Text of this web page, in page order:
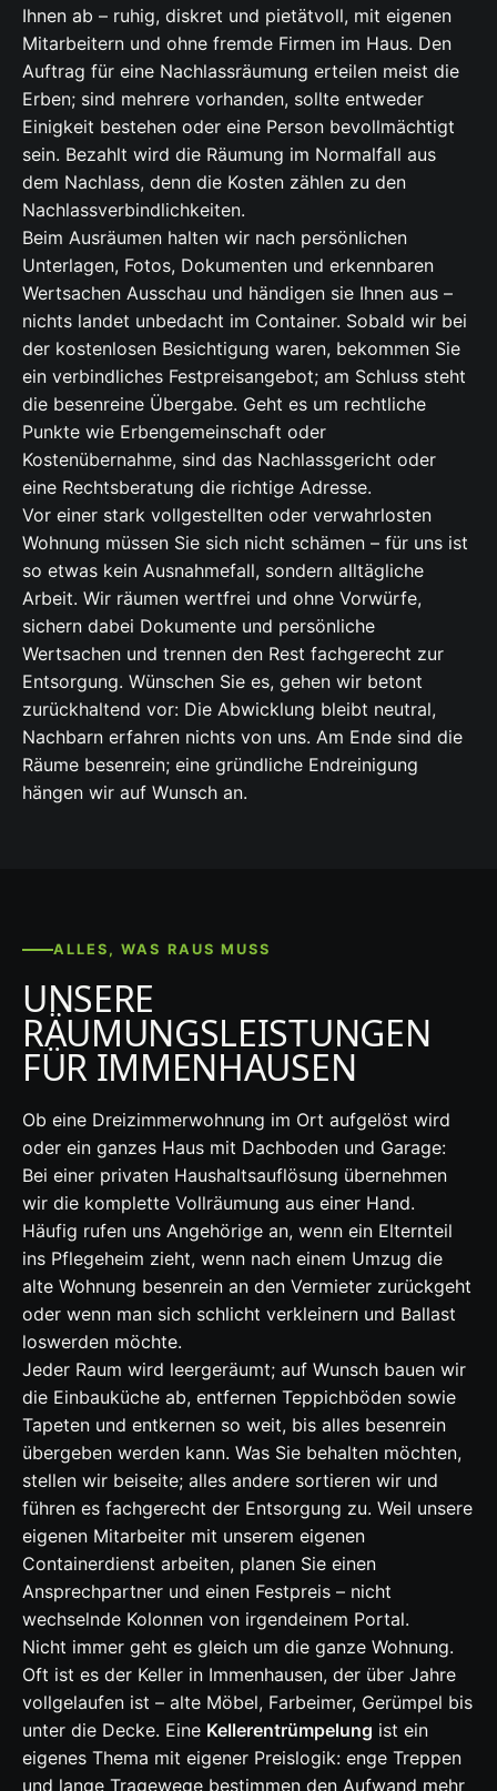
Ihnen ab – ruhig, diskret und pietätvoll, mit eigenen
Mitarbeitern und ohne fremde Firmen im Haus. Den
Auftrag für eine Nachlassräumung erteilen meist die
Erben; sind mehrere vorhanden, sollte entweder
Einigkeit bestehen oder eine Person bevollmächtigt
sein. Bezahlt wird die Räumung im Normalfall aus
dem Nachlass, denn die Kosten zählen zu den
Nachlassverbindlichkeiten.
Beim Ausräumen halten wir nach persönlichen
Unterlagen, Fotos, Dokumenten und erkennbaren
Wertsachen Ausschau und händigen sie Ihnen aus –
nichts landet unbedacht im Container. Sobald wir bei
der kostenlosen Besichtigung waren, bekommen Sie
ein verbindliches Festpreisangebot; am Schluss steht
die besenreine Übergabe. Geht es um rechtliche
Punkte wie Erbengemeinschaft oder
Kostenübernahme, sind das Nachlassgericht oder
eine Rechtsberatung die richtige Adresse.
Vor einer stark vollgestellten oder verwahrlosten
Wohnung müssen Sie sich nicht schämen – für uns ist
so etwas kein Ausnahmefall, sondern alltägliche
Arbeit. Wir räumen wertfrei und ohne Vorwürfe,
sichern dabei Dokumente und persönliche
Wertsachen und trennen den Rest fachgerecht zur
Entsorgung. Wünschen Sie es, gehen wir betont
zurückhaltend vor: Die Abwicklung bleibt neutral,
Nachbarn erfahren nichts von uns. Am Ende sind die
Räume besenrein; eine gründliche Endreinigung
hängen wir auf Wunsch an.
ALLES, WAS RAUS MUSS
UNSERE
RÄUMUNGSLEISTUNGEN
FÜR IMMENHAUSEN
Ob eine Dreizimmerwohnung im Ort aufgelöst wird
oder ein ganzes Haus mit Dachboden und Garage:
Bei einer privaten Haushaltsauflösung übernehmen
wir die komplette Vollräumung aus einer Hand.
Häufig rufen uns Angehörige an, wenn ein Elternteil
ins Pflegeheim zieht, wenn nach einem Umzug die
alte Wohnung besenrein an den Vermieter zurückgeht
oder wenn man sich schlicht verkleinern und Ballast
loswerden möchte.
Jeder Raum wird leergeräumt; auf Wunsch bauen wir
die Einbauküche ab, entfernen Teppichböden sowie
Tapeten und entkernen so weit, bis alles besenrein
übergeben werden kann. Was Sie behalten möchten,
stellen wir beiseite; alles andere sortieren wir und
führen es fachgerecht der Entsorgung zu. Weil unsere
eigenen Mitarbeiter mit unserem eigenen
Containerdienst arbeiten, planen Sie einen
Ansprechpartner und einen Festpreis – nicht
wechselnde Kolonnen von irgendeinem Portal.
Nicht immer geht es gleich um die ganze Wohnung.
Oft ist es der Keller in Immenhausen, der über Jahre
vollgelaufen ist – alte Möbel, Farbeimer, Gerümpel bis
unter die Decke. Eine Kellerentrümpelung ist ein
eigenes Thema mit eigener Preislogik: enge Treppen
und lange Tragewege bestimmen den Aufwand mehr